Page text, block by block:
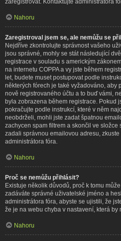
Nahoru
Zaregistroval jsem se, ale nemůžu se
Nejdříve zkontrolujte správnost vašeho
jsou správné, mohly se stát následující
registrace v souladu s americkým
na internetu COPPA a vy jste během
let, budete muset postupovat podle
některých fórech je také vyžadováno, aby
nově registrovaného účtu a to buď vámi,
byla zobrazena během registrace. Pokud
pokračujte podle instrukcí, které v něm
neobdrželi, mohli jste zadat špatnou
zachycen spam filtrem a skončil ve složce
zadali správnou emailovou adresu,
administrátora fóra.
Nahoru
Proč se nemůžu přihlásit?
Existuje několik důvodů, proč k tomu
zadáváte správné uživatelské jméno a
administrátora fóra, abyste se ujistili, že
že je na webu chyba v nastavení, která by
Nahoru